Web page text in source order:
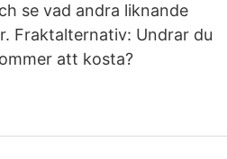
se vad andra liknande
Fraktalternativ: Undrar du
att kosta?